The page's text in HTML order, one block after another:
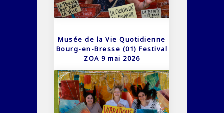
Musée de la Vie Quotidienne
Bourg-en-Bresse (01) Festival
ZOA 9 mai 2026